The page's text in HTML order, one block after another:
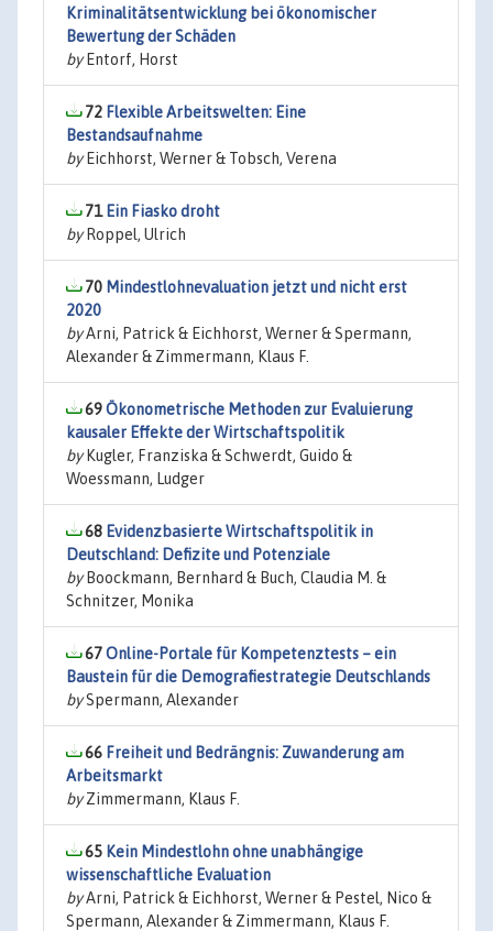
Kriminalitätsentwicklung bei ökonomischer
Bewertung der Schäden
byEntorf, Horst
72 Flexible Arbeitswelten: Eine
Bestandsaufnahme
byEichhorst, Werner & Tobsch, Verena
71 Ein Fiasko droht
byRoppel, Ulrich
70 Mindestlohnevaluation jetzt und nicht erst
2020
byArni, Patrick & Eichhorst, Werner & Spermann,
Alexander & Zimmermann, Klaus F.
69Ökonometrische Methoden zur Evaluierung
kausaler Effekte der Wirtschaftspolitik
byKugler, Franziska & Schwerdt, Guido &
Woessmann, Ludger
68 Evidenzbasierte Wirtschaftspolitik in
Deutschland: Defizite und Potenziale
byBoockmann, Bernhard & Buch, Claudia M. &
Schnitzer, Monika
67Online-Portale für Kompetenztests – ein
Baustein für die Demografiestrategie Deutschlands
bySpermann, Alexander
66 Freiheit und Bedrängnis: Zuwanderung am
Arbeitsmarkt
byZimmermann, Klaus F.
65 Kein Mindestlohn ohne unabhängige
wissenschaftliche Evaluation
byArni, Patrick & Eichhorst, Werner & Pestel, Nico &
Spermann, Alexander & Zimmermann, Klaus F.